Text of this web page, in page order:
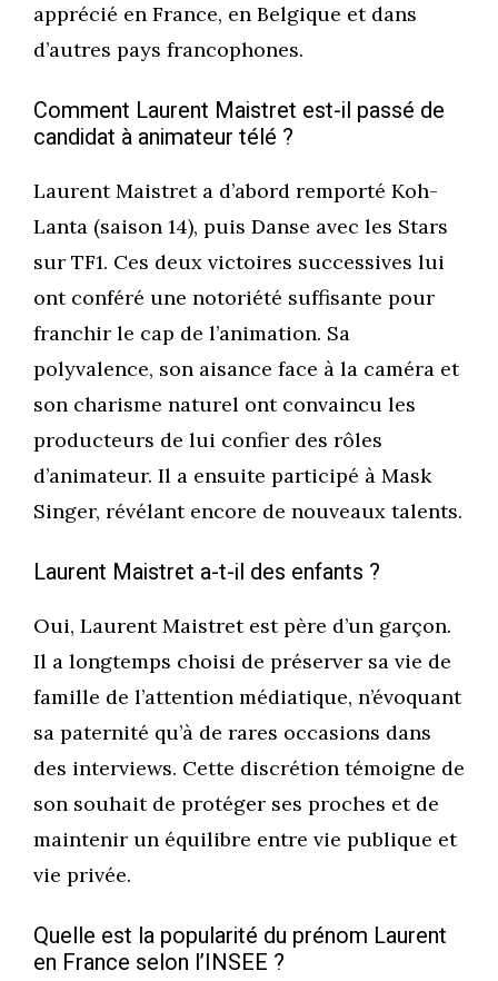
apprécié en France, en Belgique et dans
d’autres pays francophones.
Comment Laurent Maistret est-il passé de
candidat à animateur télé ?
Laurent Maistret a d’abord remporté Koh-
Lanta (saison 14), puis Danse avec les Stars
sur TF1. Ces deux victoires successives lui
ont conféré une notoriété suffisante pour
franchir le cap de l’animation. Sa
polyvalence, son aisance face à la caméra et
son charisme naturel ont convaincu les
producteurs de lui confier des rôles
d’animateur. Il a ensuite participé à Mask
Singer, révélant encore de nouveaux talents.
Laurent Maistret a-t-il des enfants ?
Oui, Laurent Maistret est père d’un garçon.
Il a longtemps choisi de préserver sa vie de
famille de l’attention médiatique, n’évoquant
sa paternité qu’à de rares occasions dans
des interviews. Cette discrétion témoigne de
son souhait de protéger ses proches et de
maintenir un équilibre entre vie publique et
vie privée.
Quelle est la popularité du prénom Laurent
en France selon l’INSEE ?